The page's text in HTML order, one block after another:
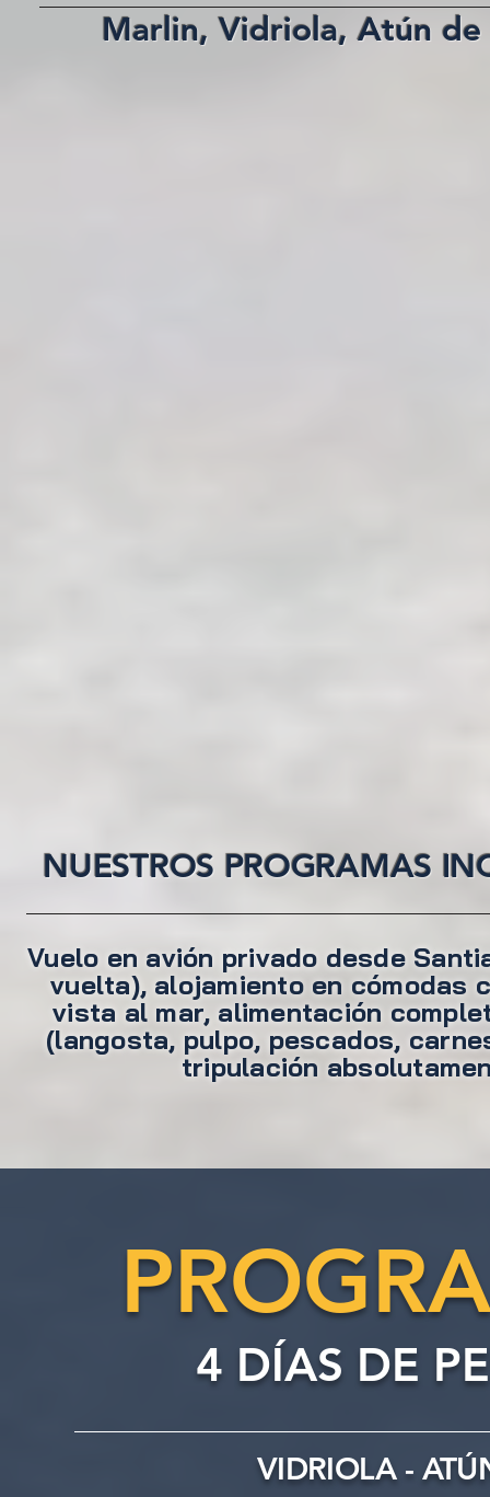
Marlin, Vidriola, Atún
NUESTROS PROGRAMAS
Vuelo en avión privado desde
vuelta), alojamiento en cómodas
vista al mar, alimentación
(langosta, pulpo, pescados,
tripulación
4 DÍAS DE
VIDRIOLA -